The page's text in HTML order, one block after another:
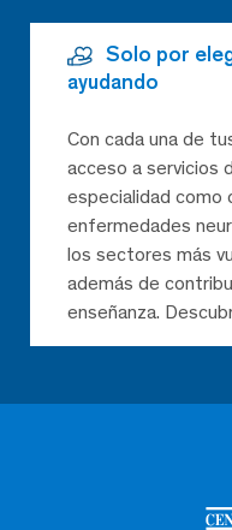
Solo por
ayudando
Con cada una de
acceso a servicios
especialidad como
enfermedades
los sectores más
además de
enseñanza.